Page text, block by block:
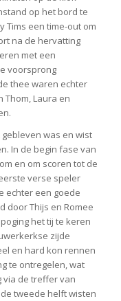
op het bord te
Tims een time-out om
na de hervatting
met een
voorsprong
thee waren echter
Thom, Laura en
gebleven was en wist
In de begin fase van
en om scoren tot de
verse speler
echter een goede
door Thijs en Romee
het tij te keren
zijde
en hard kon rennen
te ontregelen, wat
via de treffer van
tweede helft wisten